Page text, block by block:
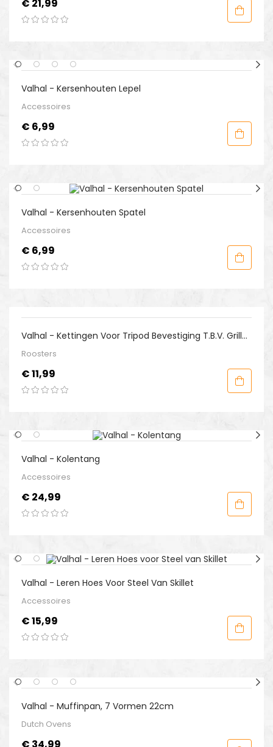
€ 21,99
Valhal - Kersenhouten Lepel
Accessoires
Prijs
€ 6,99
Valhal - Kersenhouten Spatel
Accessoires
Prijs
€ 6,99
Valhal - Kettingen Voor Tripod Bevestiging T.b.v. Grill
60/70
Roosters
Prijs
€ 11,99
Valhal - Kolentang
Accessoires
Prijs
€ 24,99
Valhal - Leren Hoes Voor Steel Van Skillet
Accessoires
Prijs
€ 15,99
Valhal - Muffinpan, 7 Vormen 22cm
Dutch Ovens
Prijs
€ 34,99